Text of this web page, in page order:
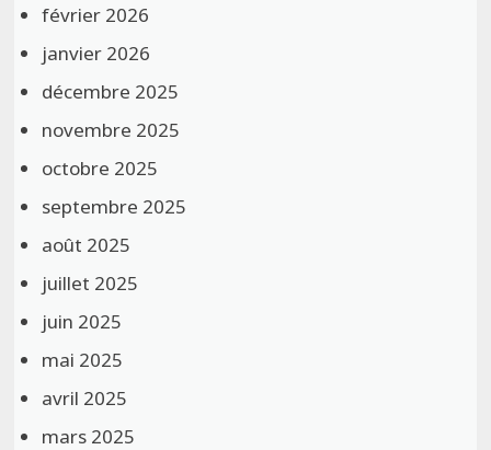
février 2026
janvier 2026
décembre 2025
novembre 2025
octobre 2025
septembre 2025
août 2025
juillet 2025
juin 2025
mai 2025
avril 2025
mars 2025